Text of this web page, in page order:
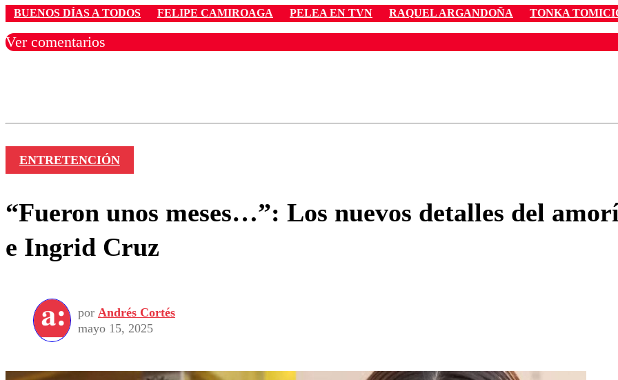
BUENOS DÍAS A TODOS FELIPE CAMIROAGA PELEA EN TVN RAQUEL ARGANDOÑA TONKA
Ver comentarios
ENTRETENCIÓN
“Fueron unos meses…”: Los nuevos detalles del
e Ingrid Cruz
por Andrés Cortés
mayo 15, 2025